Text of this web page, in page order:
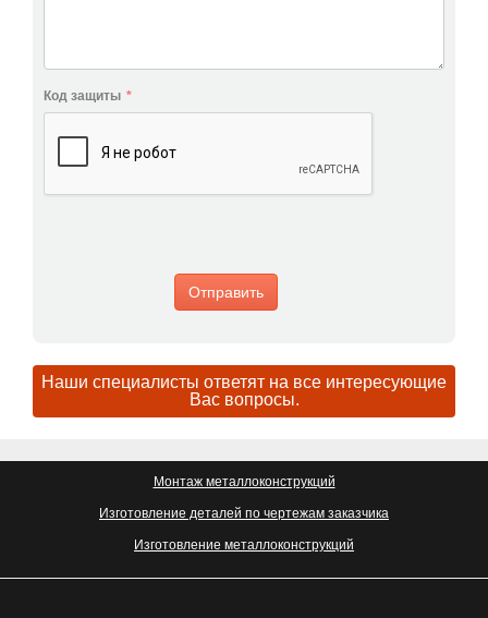
Код защиты *
Наши специалисты ответят на все интересующие
Вас вопросы.
Монтаж металлоконструкций
Изготовление деталей по чертежам заказчика
Изготовление металлоконструкций